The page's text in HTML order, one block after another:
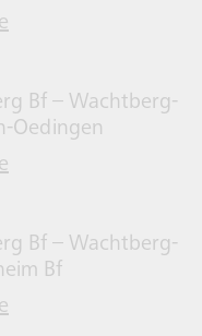
855 gehen
Bf – Wachtberg-
Oedingen
856 gehen
Bf – Wachtberg-
Bf
857 gehen